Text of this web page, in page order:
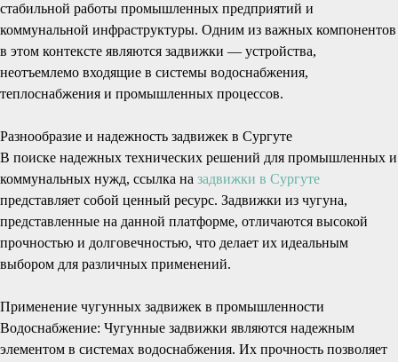
стабильной работы промышленных предприятий и
коммунальной инфраструктуры. Одним из важных компонентов
в этом контексте являются задвижки — устройства,
неотъемлемо входящие в системы водоснабжения,
теплоснабжения и промышленных процессов.
Разнообразие и надежность задвижек в Сургуте
В поиске надежных технических решений для промышленных и
коммунальных нужд, ссылка на задвижки в Сургуте
представляет собой ценный ресурс. Задвижки из чугуна,
представленные на данной платформе, отличаются высокой
прочностью и долговечностью, что делает их идеальным
выбором для различных применений.
Применение чугунных задвижек в промышленности
Водоснабжение: Чугунные задвижки являются надежным
элементом в системах водоснабжения. Их прочность позволяет